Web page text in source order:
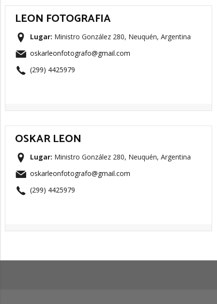
LEON FOTOGRAFIA
Lugar: Ministro González 280, Neuquén, Argentina
oskarleonfotografo@gmail.com
(299) 4425979
OSKAR LEON
Lugar: Ministro González 280, Neuquén, Argentina
oskarleonfotografo@gmail.com
(299) 4425979